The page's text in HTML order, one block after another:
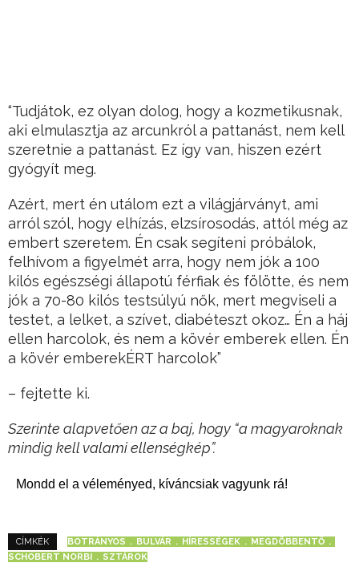
“Tudjátok, ez olyan dolog, hogy a kozmetikusnak,
aki elmulasztja az arcunkról a pattanást, nem kell
szeretnie a pattanást. Ez így van, hiszen ezért
gyógyít meg.
Azért, mert én utálom ezt a világjárványt, ami
arról szól, hogy elhízás, elzsírosodás, attól még az
embert szeretem. Én csak segíteni próbálok,
felhívom a figyelmét arra, hogy nem jók a 100
kilós egészségi állapotú férfiak és fölötte, és nem
jók a 70-80 kilós testsúlyú nők, mert megviseli a
testet, a lelket, a szívet, diabéteszt okoz… Én a háj
ellen harcolok, és nem a kövér emberek ellen. Én
a kövér emberekÉRT harcolok”
– fejtette ki.
Szerinte alapvetően az a baj, hogy “a magyaroknak
mindig kell valami ellenségkép”.
Mondd el a véleményed, kíváncsiak vagyunk rá!
CÍMKÉK BOTRÁNYOS BULVÁR HÍRESSÉGEK
MEGDÖBBENTŐ
SCHOBERT NORBI
SZTÁROK